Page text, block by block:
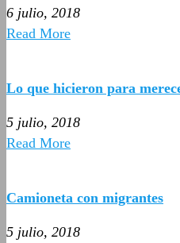
6 julio, 2018
Read More
Lo que hicieron para
5 julio, 2018
Read More
Camioneta con migrantes
5 julio, 2018